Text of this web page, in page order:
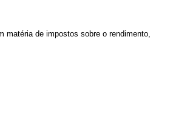
de impostos sobre o rendimento,